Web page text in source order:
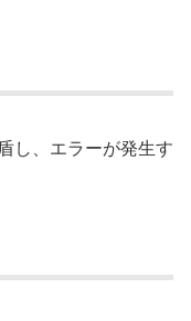
し、エラーが発生す